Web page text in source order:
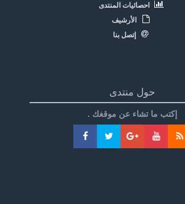
احصائيات المنتدى
الأرشيف
إتصل بنا
حول منتدى
إكتب ما تشاء عن موقغك .